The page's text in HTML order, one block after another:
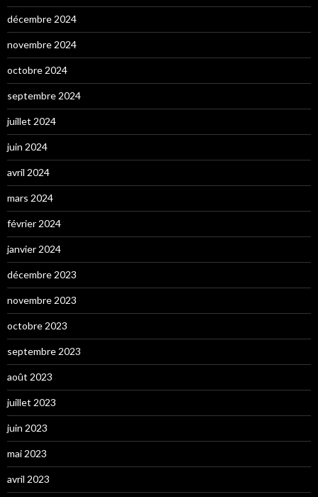
décembre 2024
novembre 2024
octobre 2024
septembre 2024
juillet 2024
juin 2024
avril 2024
mars 2024
février 2024
janvier 2024
décembre 2023
novembre 2023
octobre 2023
septembre 2023
août 2023
juillet 2023
juin 2023
mai 2023
avril 2023